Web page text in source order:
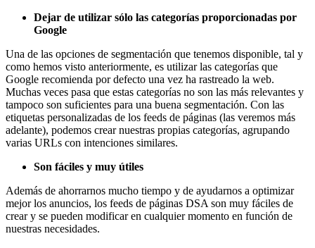
Dejar de utilizar sólo las categorías proporcionadas por
Google
Una de las opciones de segmentación que tenemos disponible, tal y
como hemos visto anteriormente, es utilizar las categorías que
Google recomienda por defecto una vez ha rastreado la web.
Muchas veces pasa que estas categorías no son las más relevantes y
tampoco son suficientes para una buena segmentación. Con las
etiquetas personalizadas de los feeds de páginas (las veremos más
adelante), podemos crear nuestras propias categorías, agrupando
varias URLs con intenciones similares.
Son fáciles y muy útiles
Además de ahorrarnos mucho tiempo y de ayudarnos a optimizar
mejor los anuncios, los feeds de páginas DSA son muy fáciles de
crear y se pueden modificar en cualquier momento en función de
nuestras necesidades.